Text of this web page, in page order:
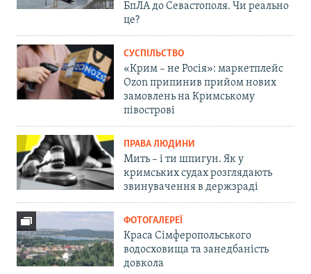
БпЛА до Севастополя. Чи реально
це?
СУСПІЛЬСТВО
«Крим – не Росія»: маркетплейс
Ozon припинив прийом нових
замовлень на Кримському
півострові
ПРАВА ЛЮДИНИ
Мить – і ти шпигун. Як у
кримських судах розглядають
звинувачення в держзраді
ФОТОГАЛЕРЕЇ
Краса Сімферопольського
водосховища та занедбаність
довкола